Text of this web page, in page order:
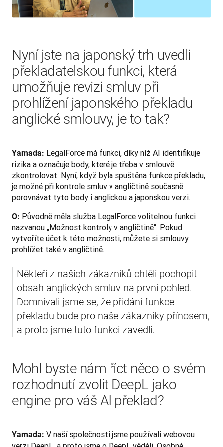
Nyní jste na japonský trh uvedli
překladatelskou funkci, která
umožňuje revizi smluv při
prohlížení japonského překladu
anglické smlouvy, je to tak?
Yamada: LegalForce má funkci, díky níž AI identifikuje
rizika a označuje body, které je třeba v smlouvě
zkontrolovat. Nyní, když byla spuštěna funkce překladu,
je možné při kontrole smluv v angličtině současně
porovnávat tyto body i anglickou a japonskou verzi.
O: Původně měla služba LegalForce volitelnou funkci
nazvanou „Možnost kontroly v angličtině“. Pokud
vytvoříte účet k této možnosti, můžete si smlouvy
prohlížet také v angličtině.
Někteří z našich zákazníků chtěli pochopit
obsah anglických smluv na první pohled.
Domnívali jsme se, že přidání funkce
překladu bude pro naše zákazníky přínosem,
a proto jsme tuto funkci zavedli.
Mohl byste nám říct něco o svém
rozhodnutí zvolit DeepL jako
engine pro váš AI překlad?
Yamada: V naší společnosti jsme používali webovou